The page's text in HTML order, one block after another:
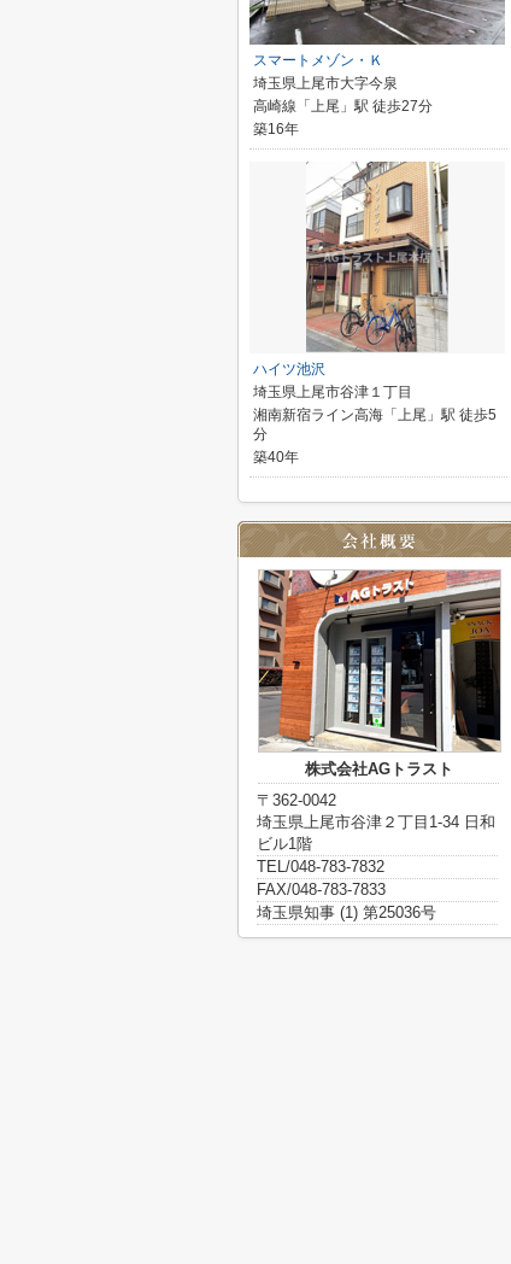
スマートメゾン・Ｋ
埼玉県上尾市大字今泉
高崎線「上尾」駅 徒歩27分
築16年
ハイツ池沢
埼玉県上尾市谷津１丁目
湘南新宿ライン高海「上尾」駅 徒歩5
分
築40年
株式会社AGトラスト
〒362-0042
埼玉県上尾市谷津２丁目1-34 日和
ビル1階
TEL/048-783-7832
FAX/048-783-7833
埼玉県知事 (1) 第25036号